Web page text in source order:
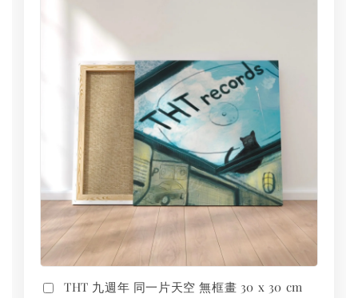
THT 九週年 同一片天空 無框畫 30 x 30 cm